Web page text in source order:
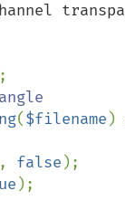
;
($filename )
, false );
);